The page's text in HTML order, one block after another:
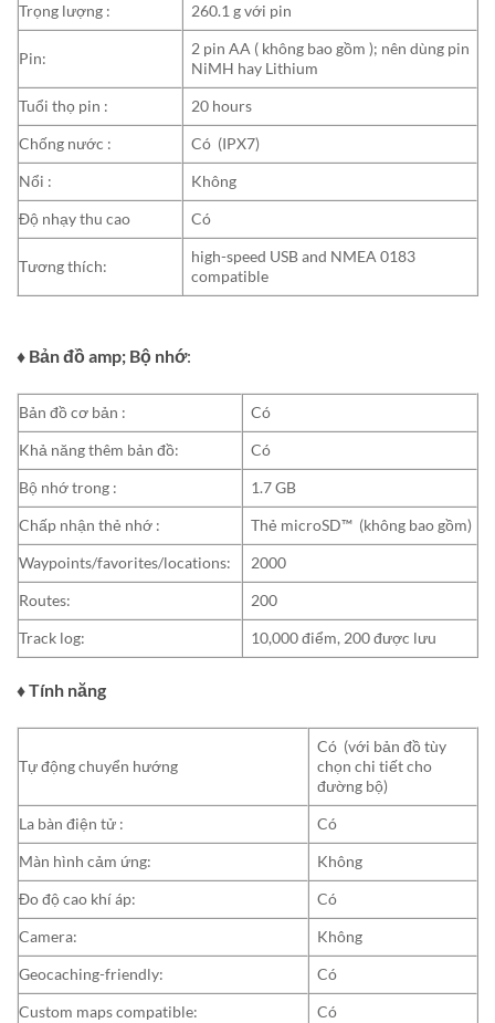
Trọng lượng :
260.1 g với pin
Pin:
2 pin AA ( không bao gồm ); nên dùng pin
NiMH hay Lithium
Tuổi thọ pin :
20 hours
Chống nước :
Có (IPX7)
Nổi :
Không
Độ nhạy thu cao
Có
Tương thích:
high-speed USB and NMEA 0183
compatible
♦ Bản đồ amp; Bộ nhớ:
Bản đồ cơ bản :
Có
Khả năng thêm bản đồ:
Có
Bộ nhớ trong :
1.7 GB
Chấp nhận thẻ nhớ :
Thẻ microSD™ (không bao gồm)
Waypoints/favorites/locations:
2000
Routes:
200
Track log:
10,000 điểm, 200 được lưu
♦ Tính năng
Tự động chuyển hướng
Có (với bản đồ tùy
chọn chi tiết cho
đường bộ)
La bàn điện tử :
Có
Màn hình cảm ứng:
Không
Đo độ cao khí áp:
Có
Camera:
Không
Geocaching-friendly:
Có
Custom maps compatible:
Có